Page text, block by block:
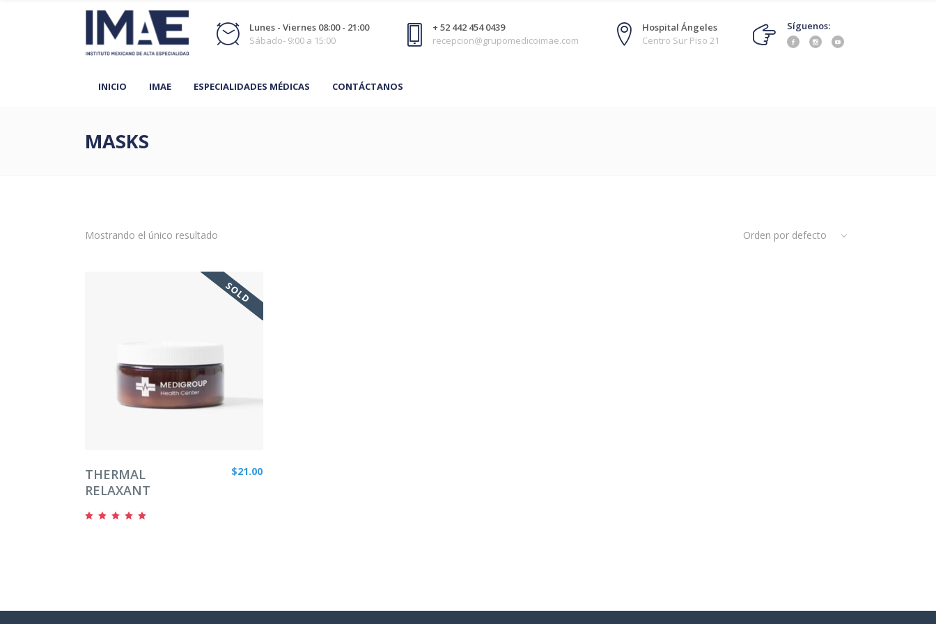
Lunes - Viernes 08:00 - 21:00
Sábado- 9:00 a 15:00
+ 52 442 454 0439
recepcion@grupomedicoimae.com
Hospital Ángeles
Centro Sur Piso 21
Síguenos:
INICIO IMAE ESPECIALIDADES MÉDICAS CONTÁCTANOS
MASKS
Mostrando el único resultado Orden por defecto
SOLD
LEER MÁS
THERMAL
RELAXANT
$21.00